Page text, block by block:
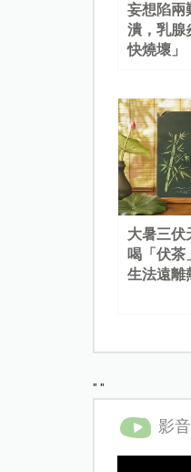
妄想陷兩
潰，乳腺
快燒壞」
大暑三伏
喝「伏茶
生法遠離
" "
影